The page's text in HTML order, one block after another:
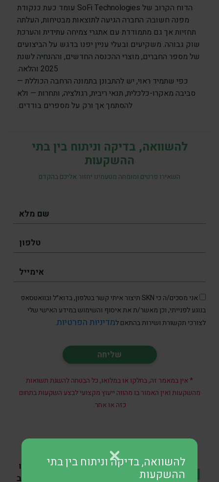
הדוח הקרוב של SoFi Technologies עומד כעת כנקודת
מפנה חשובה: החברה הגיעה לתוצאות מבטיחות, העלתה
תחזיות אך גם מתמודדת עם אתגרי צמיחה עתידית והערכת
שוק גבוהה. משקיעים ובעלי עניין יפנו בדגש על הביצועים
של מספר החברים, מוצרי ההכנסה החדשים, וההנחיה לשנת
2025 והלאה.
כפי שתמיד ראוי, יש להתבונן בתמונה הרחבה הכוללת —
סביבה מאקרו-כלכלית, תנאי ריבית, רגולציה, ותחרות — ולא
להסתמך אך ורק על מספרים בודדים.
להשוואה, בדיקה וניתוח בין בתי
ההשקעות
השאירו פרטים ומומחה מטעמינו יחזור אליכם בהקדם
אני מסכים/ה כי SKN תיצור איתי קשר בטלפון, בדוא״ל ובוואטסאפ
בנוגע לפנייתי, וכן מאשר/ת את איסוף והשימוש במידע האישי שלי
לצורכי תקשורת ושירות בהתאם למדיניות הפרטיות.
* אין במאמר זה, בחלקו או במלואו, כל הבטחה להשגת תשואות
מהשקעות ואין האמור בו מהווה ייעוץ מקצועי לבצע השקעות בתחום
כזה או אחר.
מוטורס ברבעון השני נחלשו
כאשר ההאטה בביקוש לרכב
להשוואה, בדיקה וניתוח בין בתי
ההשקעות